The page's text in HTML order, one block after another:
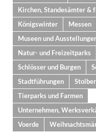
Kirchen, Standesämter &
Königswinter
Messen
Museen und
Natur- und Freizeitparks
Schlösser und Burgen
Stadtführungen
Tierparks und Farmen
Unternehmen,
Voerde